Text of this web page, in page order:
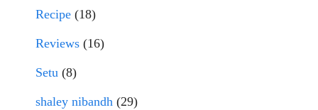
Recipe (18)
Reviews (16)
Setu (8)
shaley nibandh (29)